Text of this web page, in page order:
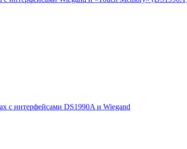
с интерфейсами DS1990A и Wiegand